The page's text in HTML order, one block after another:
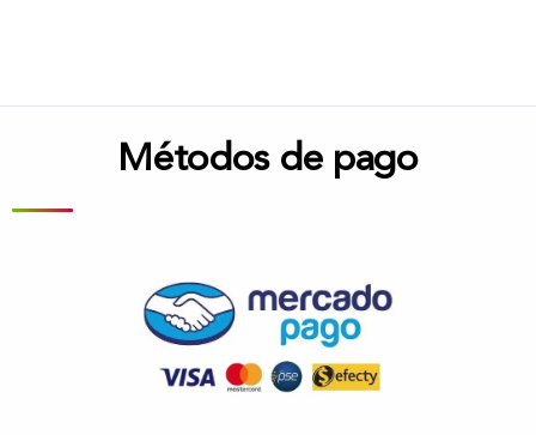
Métodos de pago